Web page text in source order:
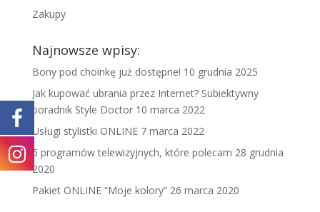
Zakupy
Najnowsze wpisy:
Bony pod choinkę już dostępne! 10 grudnia 2025
Jak kupować ubrania przez Internet? Subiektywny
poradnik Style Doctor 10 marca 2022
Usługi stylistki ONLINE 7 marca 2022
5 programów telewizyjnych, które polecam 28 grudnia
2020
Pakiet ONLINE “Moje kolory” 26 marca 2020